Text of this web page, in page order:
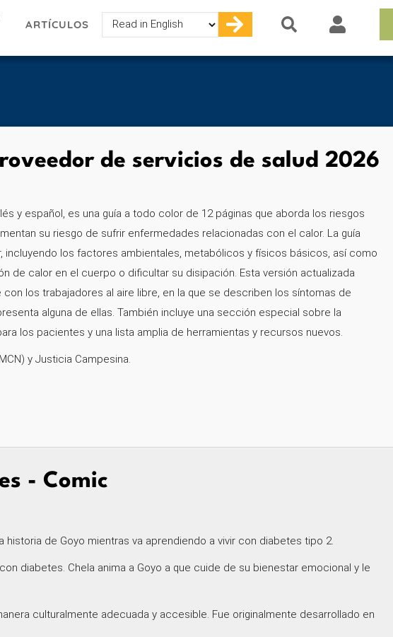
ARTÍCULOS
Select
your
de servicios de salud 2026
y español, es una guía a todo color de 12 páginas que aborda los riesgos
su riesgo de sufrir enfermedades relacionadas con el calor. La guía
los factores ambientales, metabólicos y físicos básicos, así como
de calor en el cuerpo o dificultar su disipación. Esta versión actualizada
los trabajadores al aire libre, en la que se describen los síntomas de
alguna de ellas. También incluye una sección especial sobre la
los pacientes y una lista amplia de herramientas y recursos nuevos.
y Justicia Campesina.
- Comic
de Goyo mientras va aprendiendo a vivir con diabetes tipo 2.
diabetes. Chela anima a Goyo a que cuide de su bienestar emocional y le
culturalmente adecuada y accesible. Fue originalmente desarrollado en